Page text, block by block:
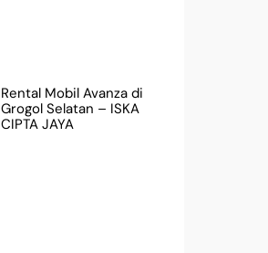
Rental Mobil Avanza di
Grogol Selatan – ISKA
CIPTA JAYA